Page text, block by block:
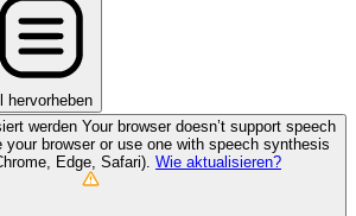
hervorheben
werden Your browser doesn’t support speech
your browser or use one with speech synthesis
Edge, Safari). Wie aktualisieren?